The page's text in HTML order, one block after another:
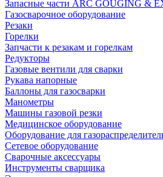
Запасные части ARC GOUGING &
Газосварочное оборудование
Резаки
Горелки
Запчасти к резакам и горелкам
Редукторы
Газовые вентили для сварки
Рукава напорные
Баллоны для газосварки
Манометры
Машины газовой резки
Медицинское оборудование
Оборудование для
Сетевое оборудование
Сварочные аксессуары
Инструменты сварщика